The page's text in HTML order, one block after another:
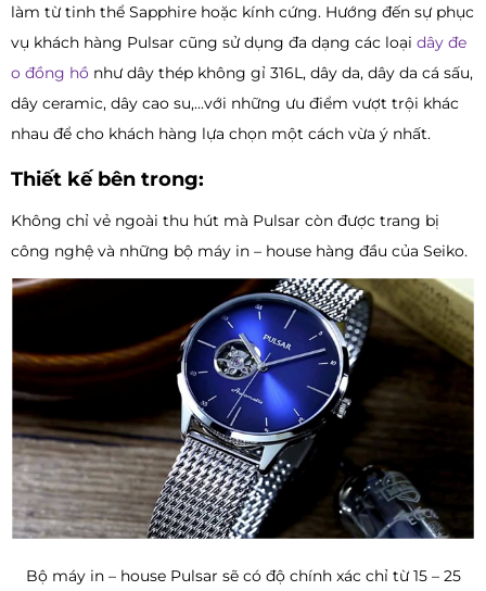
làm từ tinh thể Sapphire hoặc kính cứng. Hướng đến sự phục
vụ khách hàng Pulsar cũng sử dụng đa dạng các loại dây đe
o đồng hồ như dây thép không gỉ 316L, dây da, dây da cá sấu,
dây ceramic, dây cao su,...với những ưu điểm vượt trội khác
nhau để cho khách hàng lựa chọn một cách vừa ý nhất.
Thiết kế bên trong:
Không chỉ vẻ ngoài thu hút mà Pulsar còn được trang bị
công nghệ và những bộ máy in – house hàng đầu của Seiko.
Bộ máy in – house Pulsar sẽ có độ chính xác chỉ từ 15 – 25